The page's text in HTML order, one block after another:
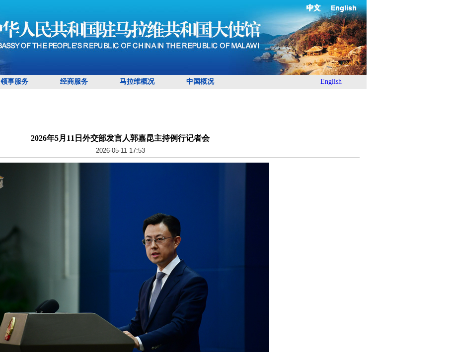
English
中文
领事服务 经商服务 马拉维概况 中国概况 English
2026年5月11日外交部发言人郭嘉昆主持例行记者会
2026-05-11 17:53